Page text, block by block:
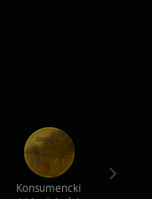
Konsumencki